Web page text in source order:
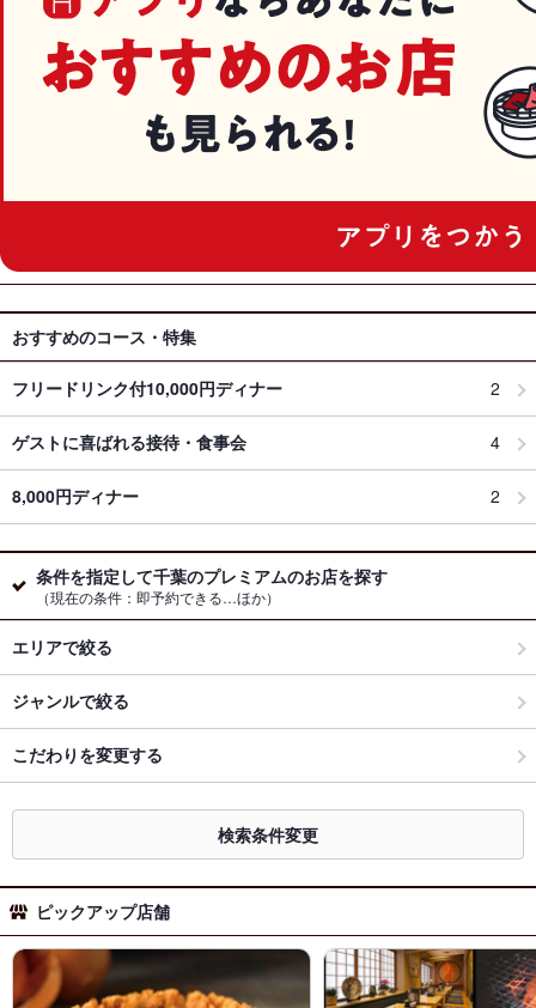
おすすめのコース・特集
フリードリンク付10,000円ディナー 2
ゲストに喜ばれる接待・食事会 4
8,000円ディナー 2
条件を指定して千葉のプレミアムのお店を探す
（現在の条件：即予約できる…ほか）
エリアで絞る
ジャンルで絞る
こだわりを変更する
検索条件変更
ピックアップ店舗